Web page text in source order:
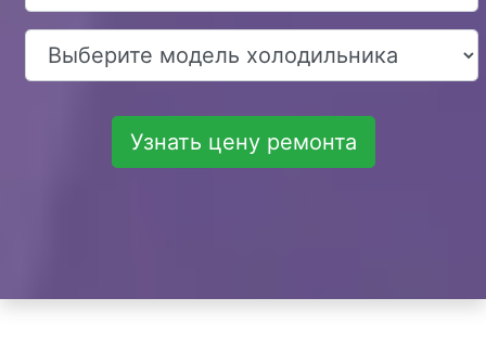
Узнать цену ремонта